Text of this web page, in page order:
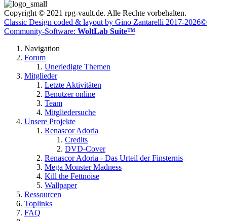
Copyright © 2021 rpg-vault.de. Alle Rechte vorbehalten.
Classic Design coded & layout by Gino Zantarelli 2017-2026©
Community-Software: WoltLab Suite™
Navigation
Forum
Unerledigte Themen
Mitglieder
Letzte Aktivitäten
Benutzer online
Team
Mitgliedersuche
Unsere Projekte
Renascor Adoria
Credits
DVD-Cover
Renascor Adoria - Das Urteil der Finsternis
Mega Monster Madness
Kill the Fettnoise
Wallpaper
Ressourcen
Toplinks
FAQ